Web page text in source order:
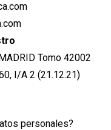
Tomo 42002
I/A 2 (21.12.21)
personales?